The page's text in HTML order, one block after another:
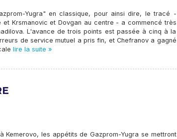
Yugra" en classique, pour ainsi dire, le tracé -
et Krsmanovic et Dovgan au centre - a commencé très
L'avance de trois points est passée à cinq à la
de service mutuel a pris fin, et Chefranov a gagné
lire la suite »
Kemerovo, les appétits de Gazprom-Yugra se mettront